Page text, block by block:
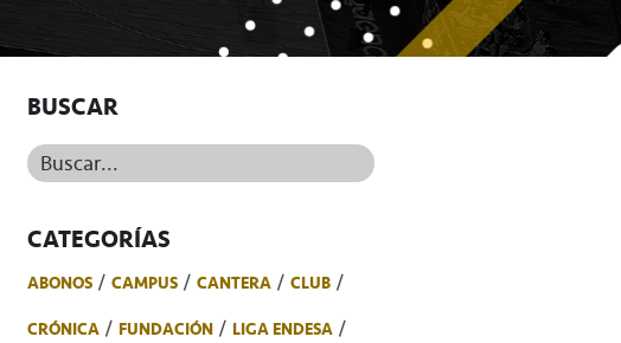
BUSCAR
Buscar...
CATEGORÍAS
ABONOS CAMPUS CANTERA
CLUB
CRÓNICA
FUNDACIÓN
LIGA ENDESA